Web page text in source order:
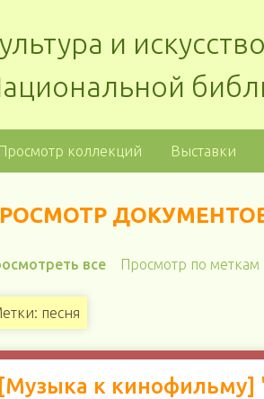
и
Просмотр коллекций Выставки
ДОКУМЕНТОВ
все Просмотр по меткам
песня
[Музыка к